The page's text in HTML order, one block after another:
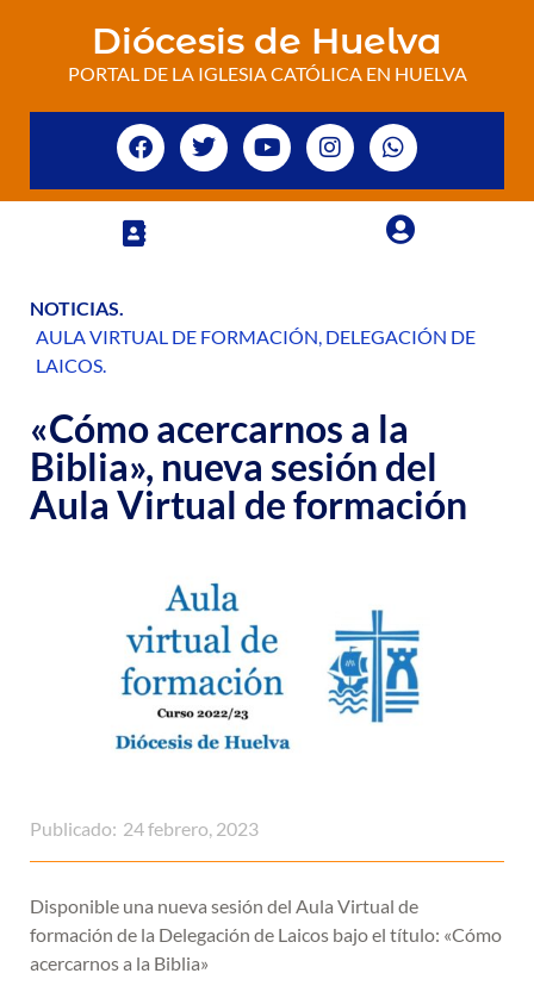
Diócesis de Huelva
PORTAL DE LA IGLESIA CATÓLICA EN HUELVA
NOTICIAS.
AULA VIRTUAL DE FORMACIÓN, DELEGACIÓN DE
LAICOS.
«Cómo acercarnos a la
Biblia», nueva sesión del
Aula Virtual de formación
Publicado: 24 febrero, 2023
Disponible una nueva sesión del Aula Virtual de
formación de la Delegación de Laicos bajo el título: «Cómo
acercarnos a la Biblia»